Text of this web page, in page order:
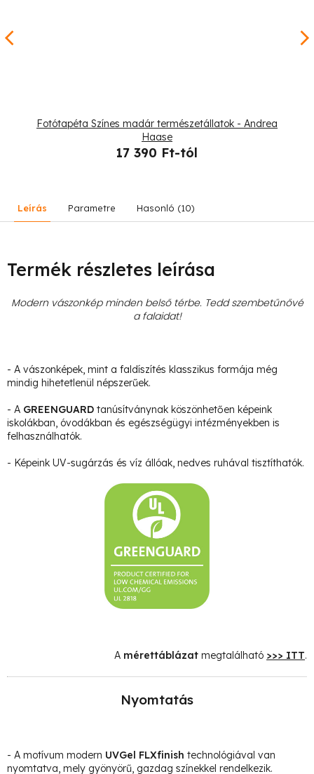
Fotótapéta Színes madár természetállatok - Andrea
Haase
17 390 Ft-tól
Leírás Parametre Hasonló (10)
Termék részletes leírása
Modern vászonkép minden belső térbe. Tedd szembetűnővé
a falaidat!
- A vászonképek, mint a faldíszítés klasszikus formája még
mindig hihetetlenül népszerűek.
- A GREENGUARD tanúsítványnak köszönhetően képeink
iskolákban, óvodákban és egészségügyi intézményekben is
felhasználhatók.
- Képeink UV-sugárzás és víz állóak, nedves ruhával tisztíthatók.
A mérettáblázat megtalálható >>> ITT.
Nyomtatás
- A motívum modern UVGel FLXfinish technológiával van
nyomtatva, mely gyönyörű, gazdag színekkel rendelkezik.